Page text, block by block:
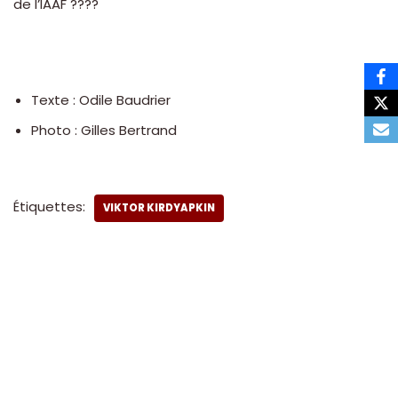
de l’IAAF ????
Texte : Odile Baudrier
Photo : Gilles Bertrand
Étiquettes: VIKTOR KIRDYAPKIN